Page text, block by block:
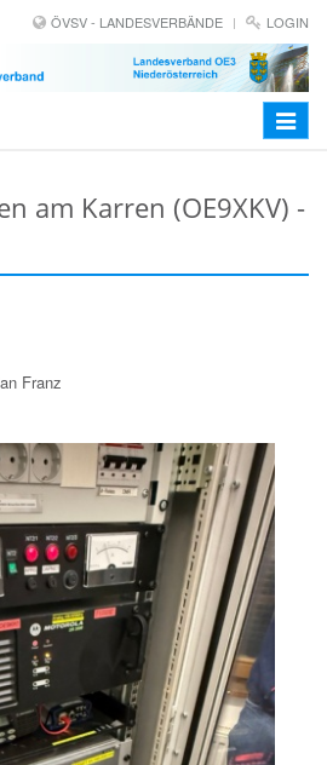
ÖVSV - LANDESVERBÄNDE LOGIN
Toggle
am Karren (OE9XKV) -
Franz